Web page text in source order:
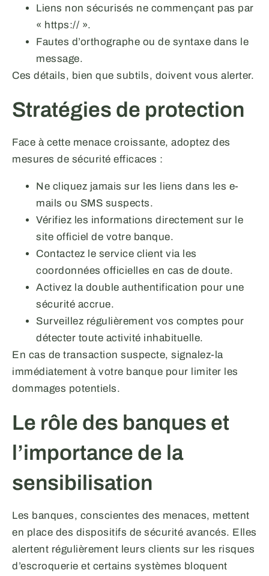
Liens non sécurisés ne commençant pas par
« https:// ».
Fautes d’orthographe ou de syntaxe dans le
message.
Ces détails, bien que subtils, doivent vous alerter.
Stratégies de protection
Face à cette menace croissante, adoptez des
mesures de sécurité efficaces :
Ne cliquez jamais sur les liens dans les e-
mails ou SMS suspects.
Vérifiez les informations directement sur le
site officiel de votre banque.
Contactez le service client via les
coordonnées officielles en cas de doute.
Activez la double authentification pour une
sécurité accrue.
Surveillez régulièrement vos comptes pour
détecter toute activité inhabituelle.
En cas de transaction suspecte, signalez-la
immédiatement à votre banque pour limiter les
dommages potentiels.
Le rôle des banques et
l’importance de la
sensibilisation
Les banques, conscientes des menaces, mettent
en place des dispositifs de sécurité avancés. Elles
alertent régulièrement leurs clients sur les risques
d’escroquerie et certains systèmes bloquent